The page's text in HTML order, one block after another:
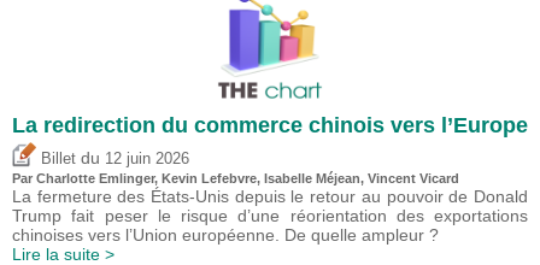
La redirection du commerce chinois vers l’Europe
Billet du 12 juin 2026
Par Charlotte Emlinger, Kevin Lefebvre, Isabelle Méjean, Vincent Vicard
La fermeture des États-Unis depuis le retour au pouvoir de Donald
Trump fait peser le risque d’une réorientation des exportations
chinoises vers l’Union européenne. De quelle ampleur ?
Lire la suite >